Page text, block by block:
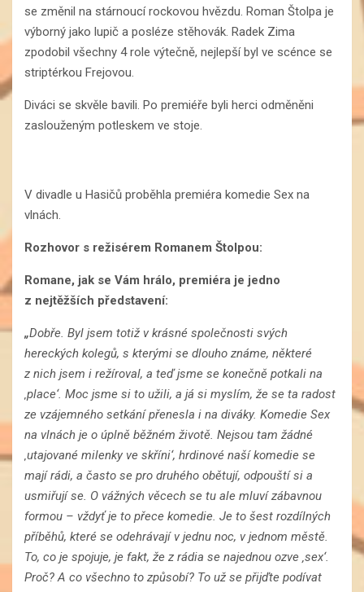
se změnil na stárnoucí rockovou hvězdu. Roman Štolpa je
výborný jako lupič a posléze stěhovák. Radek Zima
zpodobil všechny 4 role výtečně, nejlepší byl ve scénce se
striptérkou Frejovou.
Diváci se skvěle bavili. Po premiéře byli herci odměněni
zaslouženým potleskem ve stoje.
V divadle u Hasičů proběhla premiéra komedie Sex na
vlnách.
Rozhovor s režisérem Romanem Štolpou:
Romane, jak se Vám hrálo, premiéra je jedno
z nejtěžších představení:
„Dobře. Byl jsem totiž v krásné společnosti svých
hereckých kolegů, s kterými se dlouho známe, některé
z nich jsem i režíroval, a teď jsme se konečně potkali na
‚place‘. Moc jsme si to užili, a já si myslím, že se ta radost
ze vzájemného setkání přenesla i na diváky. Komedie Sex
na vlnách je o úplně běžném životě. Nejsou tam žádné
‚utajované milenky ve skříni‘, hrdinové naší komedie se
mají rádi, a často se pro druhého obětují, odpouští si a
usmiřují se. O vážných věcech se tu ale mluví zábavnou
formou – vždyť je to přece komedie. Je to šest rozdílných
příběhů, které se odehrávají v jednu noc, v jednom městě.
To, co je spojuje, je fakt, že z rádia se najednou ozve ‚sex‘.
Proč? A co všechno to způsobí? To už se přijďte podívat